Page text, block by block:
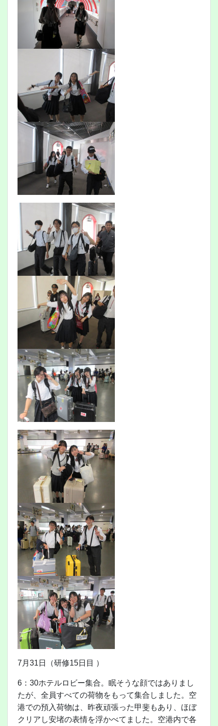
7月31日（研修15日目 ）
6：30ホテルロビー集合。眠そうな顔ではありまし
たが、全員すべての荷物をもって集合しました。空
港での預入荷物は、昨夜頑張った甲斐もあり、ほぼ
クリアし安堵の表情を浮かべてました。空港内で各